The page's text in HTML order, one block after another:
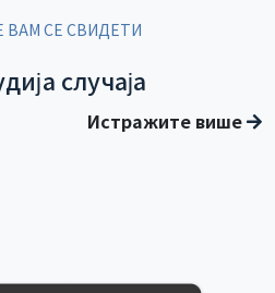
СЕ СВИДЕТИ
случаја
Истражите више